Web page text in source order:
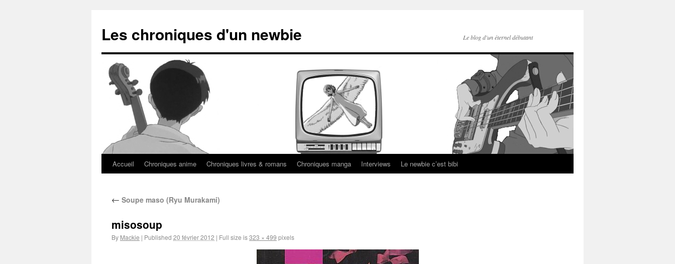
Les chroniques d'un newbie Le blog d'un éternel débutant
Accueil Chroniques anime Chroniques livres & romans Chroniques manga Interviews Le newbie c’est bibi
← Soupe maso (Ryu Murakami)
misosoup
By Mackie | Published 20 février 2012 | Full size is323 × 499 pixels